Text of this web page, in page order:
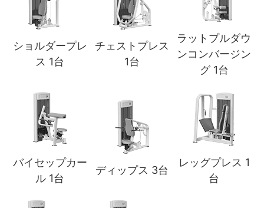
ショルダープレ
ス 1台
チェストプレス
1台
ラットプルダウ
ンコンバージン
グ 1台
バイセップカー
ル 1台
ディップス 3台
レッグプレス 1
台